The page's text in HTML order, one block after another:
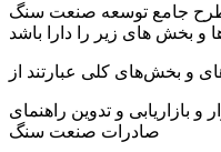
جامع توسعه صنعت سنگ
و بازاریابی و تدوین راهنمای
صادرات صنعت سنگ